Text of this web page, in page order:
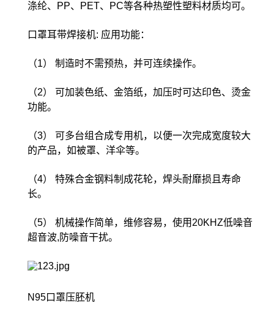
涤纶、PP、PET、PC等各种热塑性塑料材质均可。
口罩耳带焊接机: 应用功能：
（1） 制造时不需预热，并可连续操作。
（2） 可加装色纸、金箔纸，加压时可达印色、烫金
功能。
（3） 可多台组合成专用机，以便一次完成宽度较大
的产品，如被罩、洋伞等。
（4） 特殊合金钢料制成花轮，焊头耐靡损且寿命
长。
（5） 机械操作简单，维修容易，使用20KHZ低噪音
超音波,防噪音干扰。
N95口罩压胚机